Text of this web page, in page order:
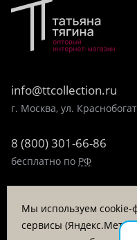
info@ttcollection.ru
г. Москва, ул.
8 (800) 301-66-86
бесплатно по РФ
пн-пт 9:00-17:00
Мы используем cookie-
сервисы